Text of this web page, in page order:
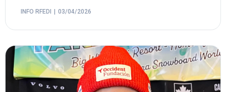
INFO RFEDI 03/04/2026